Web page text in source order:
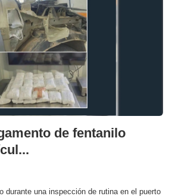
de fentanilo
durante una inspección de rutina en el puerto